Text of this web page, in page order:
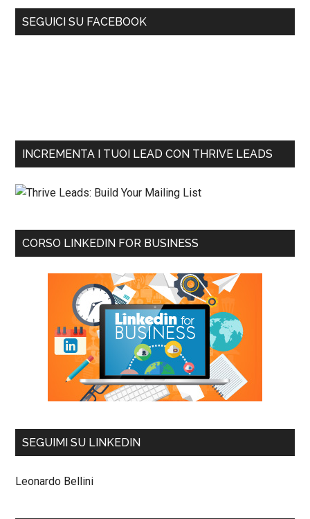
SEGUICI SU FACEBOOK
INCREMENTA I TUOI LEAD CON THRIVE LEADS
CORSO LINKEDIN FOR BUSINESS
SEGUIMI SU LINKEDIN
Leonardo Bellini